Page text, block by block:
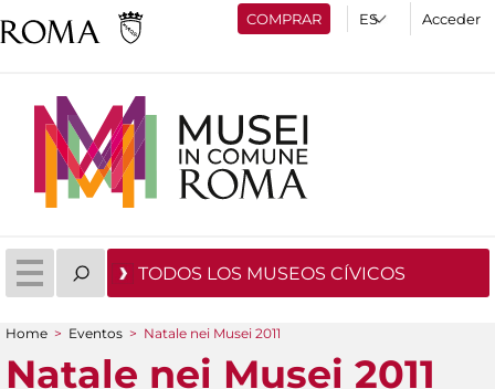
COMPRAR Acceder
TODOS LOS MUSEOS CÍVICOS
You are here
Home > Eventos > Natale nei Musei 2011
Natale nei Musei 2011